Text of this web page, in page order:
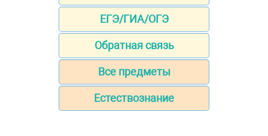
ЕГЭ/ГИА/ОГЭ
Обратная связь
Все предметы
Естествознание